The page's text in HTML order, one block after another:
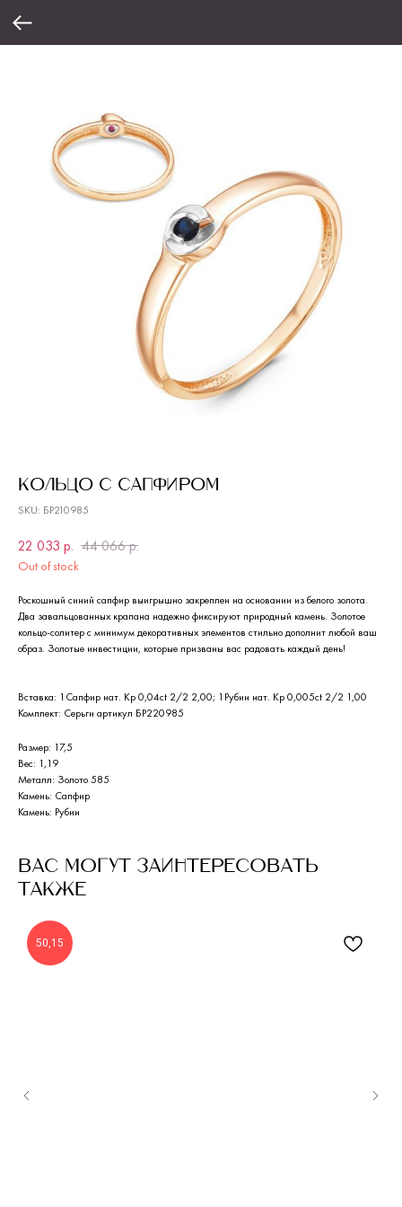
КОЛЬЦО С САПФИРОМ
SKU: БР210985
22 033 р. 44 066р.
Out of stock
Роскошный синий сапфир выигрышно закреплен на основании из белого золота.
Два завальцованных крапана надежно фиксируют природный камень. Золотое
кольцо-солитер с минимум декоративных элементов стильно дополнит любой ваш
образ. Золотые инвестиции, которые призваны вас радовать каждый день!
Вставка: 1Сапфир нат. Кр 0,04ct 2/2 2,00; 1Рубин нат. Кр 0,005ct 2/2 1,00
Комплект: Серьги артикул БР220985
Размер: 17,5
Вес: 1,19
Металл: Золото 585
Камень: Сапфир
Камень: Рубин
ВАС МОГУТ ЗАИНТЕРЕСОВАТЬ
ТАКЖЕ
50,15